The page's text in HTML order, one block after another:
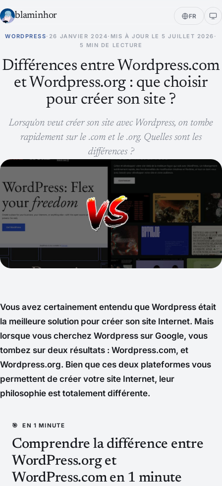
blaminhor FR
WORDPRESS· 26 JANVIER 2024· MIS À JOUR LE 5 JUILLET 2026 ·
5 MIN DE LECTURE
Différences entre Wordpress.com
et Wordpress.org : que choisir
pour créer son site ?
Lorsqu'on veut créer son site avec Wordpress, on tombe
rapidement sur le .com et le .org. Quelles sont les
différences ?
Vous avez certainement entendu que Wordpress était
la meilleure solution pour créer son site Internet. Mais
lorsque vous cherchez Wordpress sur Google, vous
tombez sur deux résultats : Wordpress.com, et
Wordpress.org. Bien que ces deux plateformes vous
permettent de créer votre site Internet, leur
philosophie est totalement différente.
Comprendre la différence entre
WordPress.org et
WordPress.com en 1 minute